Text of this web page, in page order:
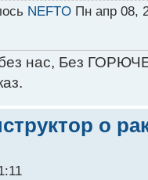
NEFTO Пн апр 08,
нас, Без
о